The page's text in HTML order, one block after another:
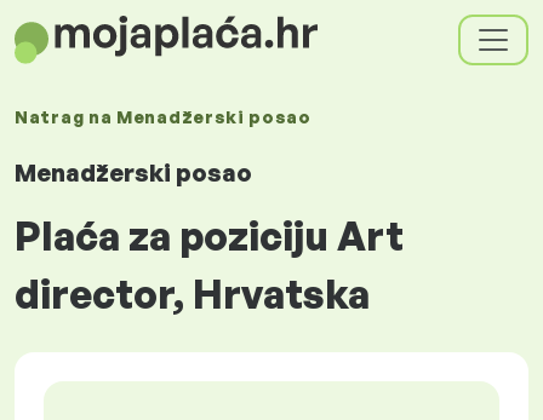
Natrag na Menadžerski posao
Menadžerski posao
Plaća za poziciju Art
director, Hrvatska